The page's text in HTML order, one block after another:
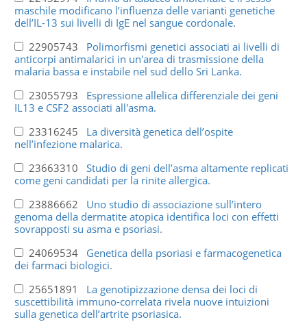
maschile modificano l’influenza delle varianti genetiche
dell’IL-13 sui livelli di IgE nel sangue cordonale.
22905743 Polimorfismi genetici associati ai livelli di
anticorpi antimalarici in un'area di trasmissione della
malaria bassa e instabile nel sud dello Sri Lanka.
23055793 Espressione allelica differenziale dei geni
IL13 e CSF2 associati all'asma.
23316245 La diversità genetica dell’ospite
nell’infezione malarica.
23663310 Studio di geni dell’asma altamente replicati
come geni candidati per la rinite allergica.
23886662 Uno studio di associazione sull’intero
genoma della dermatite atopica identifica loci con effetti
sovrapposti su asma e psoriasi.
24069534 Genetica della psoriasi e farmacogenetica
dei farmaci biologici.
25651891 La genotipizzazione densa dei loci di
suscettibilità immuno-correlata rivela nuove intuizioni
sulla genetica dell’artrite psoriasica.